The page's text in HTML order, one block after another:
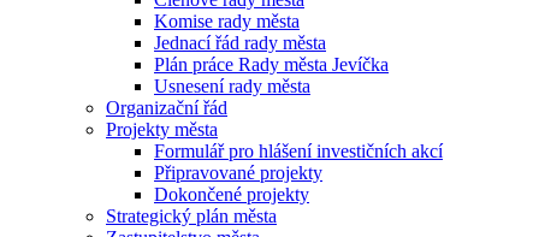
Komise rady města
Jednací řád rady města
Plán práce Rady města Jevíčka
Usnesení rady města
Organizační řád
Projekty města
Formulář pro hlášení investičních akcí
Připravované projekty
Dokončené projekty
Strategický plán města